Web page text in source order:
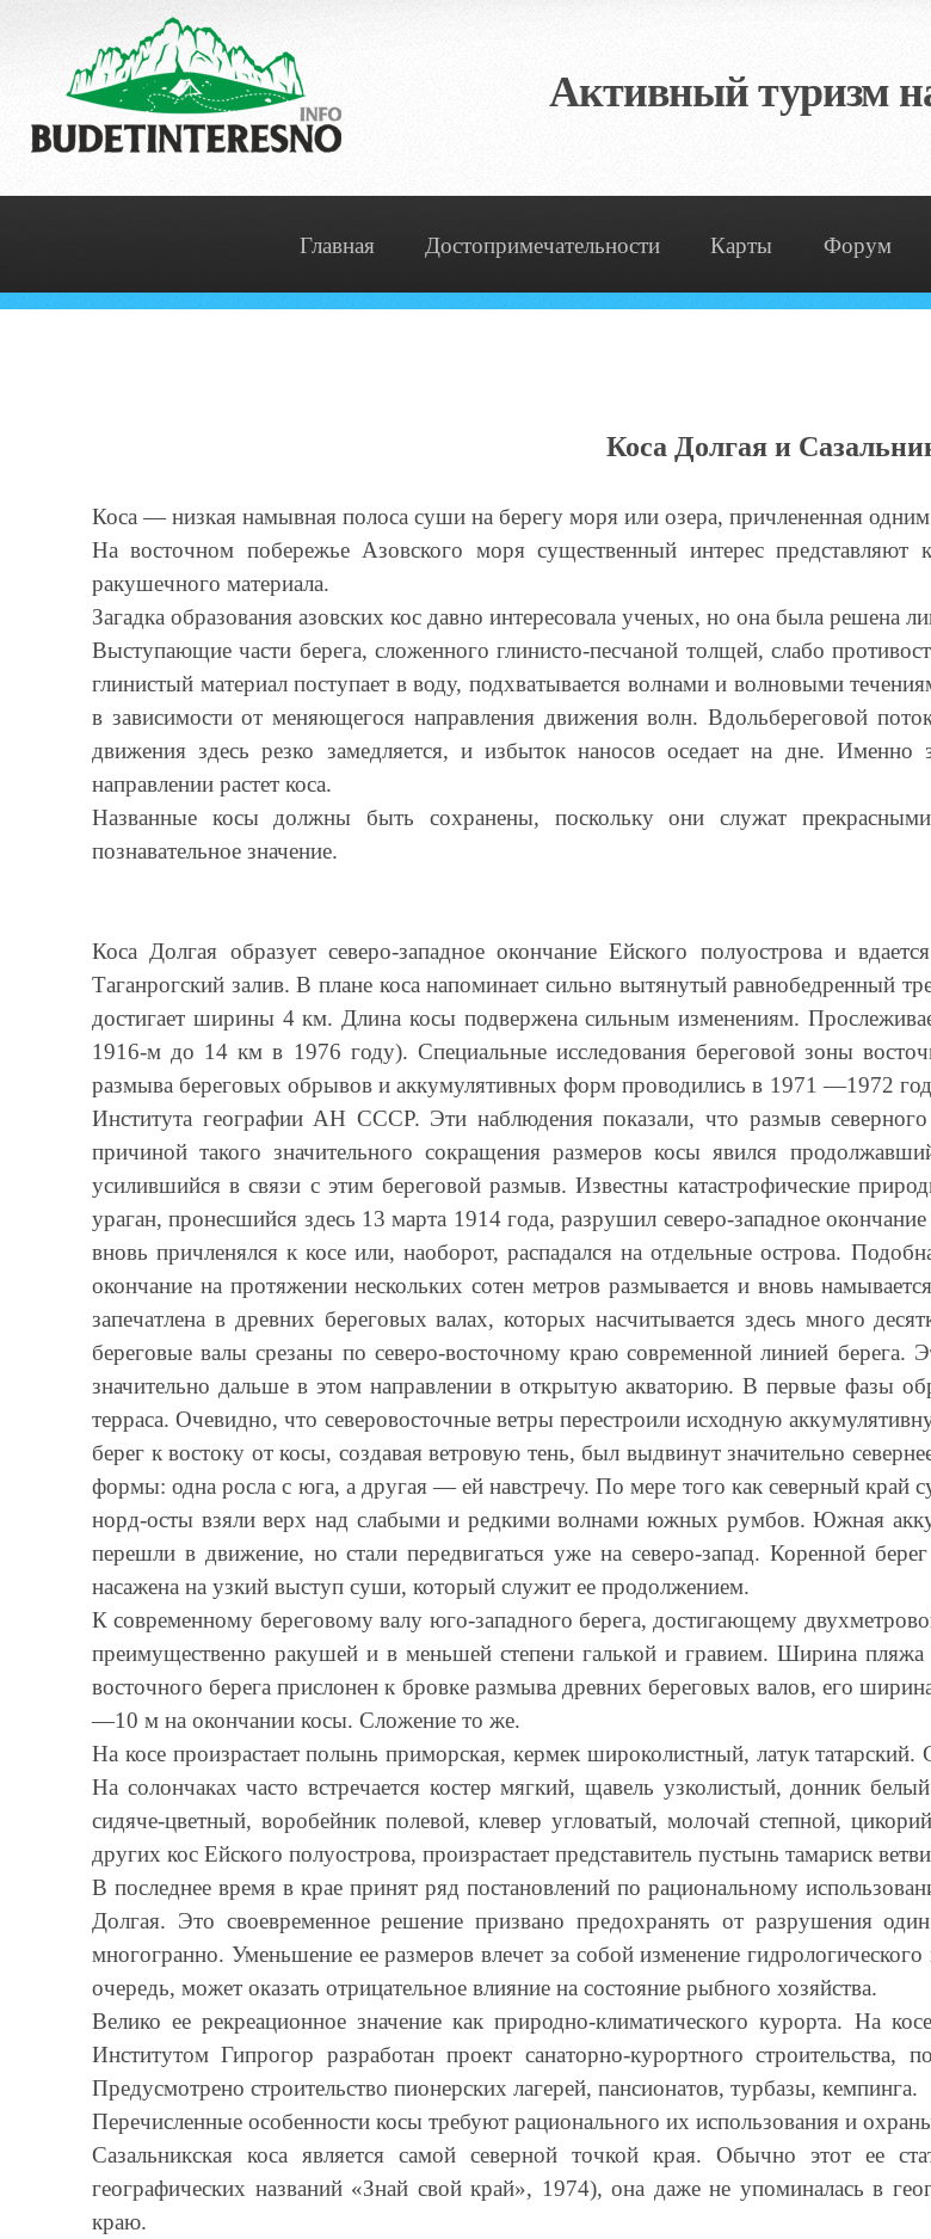
Активный туризм
Главная Достопримечательности Карты Форум
Коса Долгая и
Коса — низкая намывная полоса суши на берегу моря или озера, причлененная
На восточном побережье Азовского моря существенный интерес
ракушечного материала.
Загадка образования азовских кос давно интересовала ученых, но она была решена
Выступающие части берега, сложенного глинисто-песчаной толщей, слабо
глинистый материал поступает в воду, подхватывается волнами и волновыми
в зависимости от меняющегося направления движения волн. Вдольбереговой
движения здесь резко замедляется, и избыток наносов оседает на дне.
направлении растет коса.
Названные косы должны быть сохранены, поскольку они служат
познавательное значение.
Коса Долгая образует северо-западное окончание Ейского полуострова и
Таганрогский залив. В плане коса напоминает сильно вытянутый равнобедренный
достигает ширины 4 км. Длина косы подвержена сильным изменениям.
1916-м до 14 км в 1976 году). Специальные исследования береговой зоны
размыва береговых обрывов и аккумулятивных форм проводились в 1971 —1972
Института географии АН СССР. Эти наблюдения показали, что размыв
причиной такого значительного сокращения размеров косы явился
усилившийся в связи с этим береговой размыв. Известны катастрофические
ураган, пронесшийся здесь 13 марта 1914 года, разрушил северо-западное
вновь причленялся к косе или, наоборот, распадался на отдельные острова.
окончание на протяжении нескольких сотен метров размывается и вновь
запечатлена в древних береговых валах, которых насчитывается здесь много
береговые валы срезаны по северо-восточному краю современной линией берега.
значительно дальше в этом направлении в открытую акваторию. В первые фазы
терраса. Очевидно, что северовосточные ветры перестроили исходную
берег к востоку от косы, создавая ветровую тень, был выдвинут значительно
формы: одна росла с юга, а другая — ей навстречу. По мере того как северный край
норд-осты взяли верх над слабыми и редкими волнами южных румбов. Южная
перешли в движение, но стали передвигаться уже на северо-запад. Коренной
насажена на узкий выступ суши, который служит ее продолжением.
К современному береговому валу юго-западного берега, достигающему
преимущественно ракушей и в меньшей степени галькой и гравием. Ширина
восточного берега прислонен к бровке размыва древних береговых валов, его
—10 м на окончании косы. Сложение то же.
На косе произрастает полынь приморская, кермек широколистный, латук
На солончаках часто встречается костер мягкий, щавель узколистый, донник
сидяче-цветный, воробейник полевой, клевер угловатый, молочай степной,
других кос Ейского полуострова, произрастает представитель пустынь тамариск
В последнее время в крае принят ряд постановлений по рациональному
Долгая. Это своевременное решение призвано предохранять от разрушения
многогранно. Уменьшение ее размеров влечет за собой изменение
очередь, может оказать отрицательное влияние на состояние рыбного хозяйства.
Велико ее рекреационное значение как природно-климатического курорта. На
Институтом Гипрогор разработан проект санаторно-курортного
Предусмотрено строительство пионерских лагерей, пансионатов, турбазы, кемпинга.
Перечисленные особенности косы требуют рационального их использования и
Сазальникская коса является самой северной точкой края. Обычно этот ее
географических названий «Знай свой край», 1974), она даже не упоминалась в
краю.